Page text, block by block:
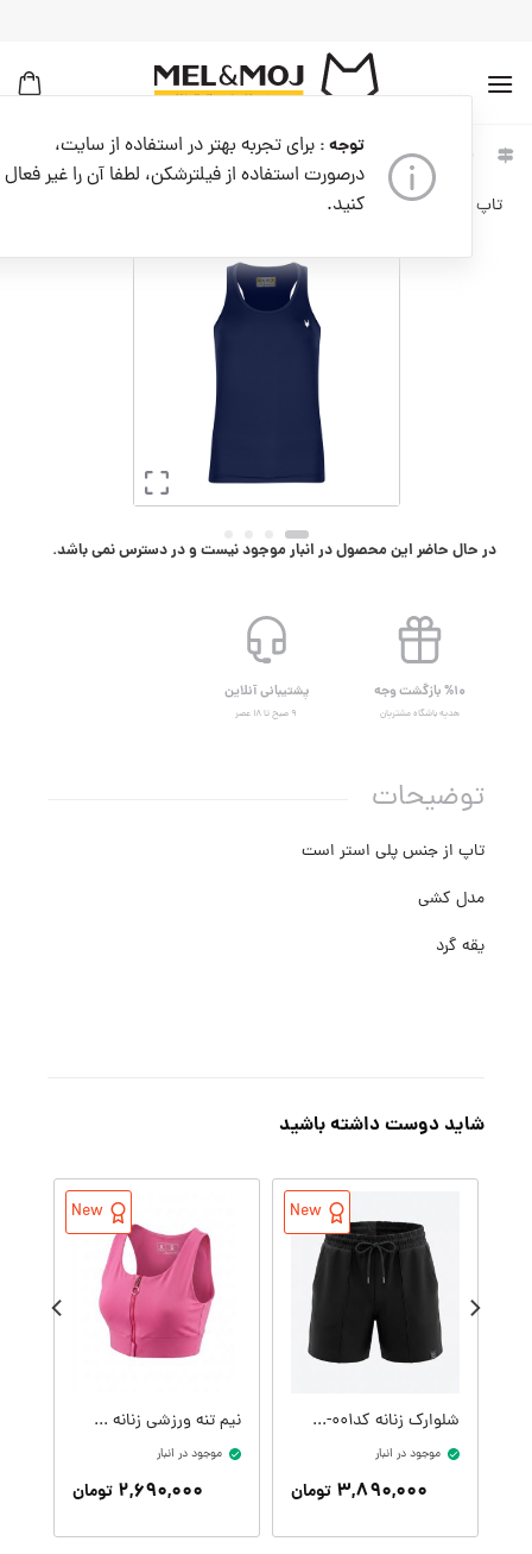
توجه : برای تجربه بهتر در استفاده از سایت،
درصورت استفاده از فیلترشکن، لطفا آن را غیر فعال
کنید.
بروید
لباس زنانه
تاپ ورزشی زنانه کد W06743-400
در حال حاضر این محصول در انبار موجود نیست و در دسترس نمی باشد.
%۱۰ بازگشت وجه
هدیه باشگاه مشتریان
پشتیبانی آنلاین
۹ صبح تا ۱۸ عصر
توضیحات
تاپ از جنس پلی استر است
مدل کشی
یقه گرد
شاید دوست داشته باشید
New
شلوارک زنانه کدW09409-001
موجود در انبار
۳,۸۹۰,۰۰۰ تومان
New
نیم تنه ورزشی زنانه کدW09399-305
موجود در انبار
۲,۶۹۰,۰۰۰ تومان